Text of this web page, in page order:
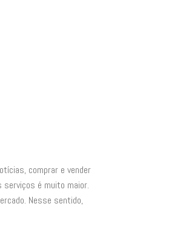
comprar e vender
é muito maior.
Nesse sentido,